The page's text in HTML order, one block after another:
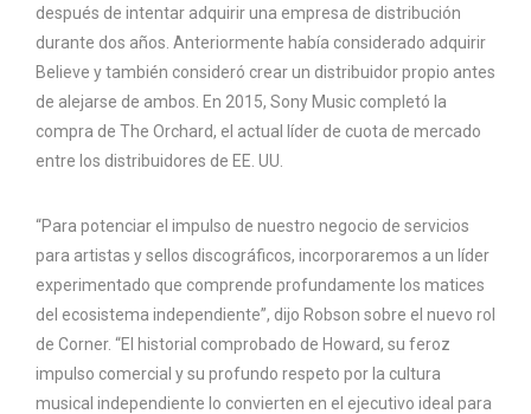
después de intentar adquirir una empresa de distribución
durante dos años. Anteriormente había considerado adquirir
Believe y también consideró crear un distribuidor propio antes
de alejarse de ambos. En 2015, Sony Music completó la
compra de The Orchard, el actual líder de cuota de mercado
entre los distribuidores de EE. UU.
“Para potenciar el impulso de nuestro negocio de servicios
para artistas y sellos discográficos, incorporaremos a un líder
experimentado que comprende profundamente los matices
del ecosistema independiente”, dijo Robson sobre el nuevo rol
de Corner. “El historial comprobado de Howard, su feroz
impulso comercial y su profundo respeto por la cultura
musical independiente lo convierten en el ejecutivo ideal para